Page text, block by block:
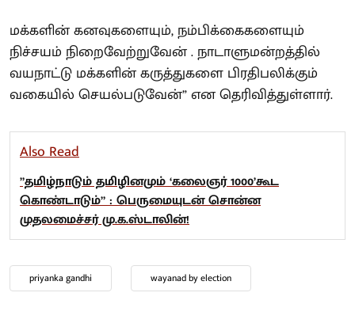
மக்களின் கனவுகளையும், நம்பிக்கைகளையும்
நிச்சயம் நிறைவேற்றுவேன் . நாடாளுமன்றத்தில்
வயநாட்டு மக்களின் கருத்துகளை பிரதிபலிக்கும்
வகையில் செயல்படுவேன்” என தெரிவித்துள்ளார்.
Also Read
”தமிழ்நாடும் தமிழினமும் ‘கலைஞர் 1000’கூட
கொண்டாடும்” : பெருமையுடன் சொன்ன
முதலமைச்சர் மு.க.ஸ்டாலின்!
priyanka gandhi wayanad by election